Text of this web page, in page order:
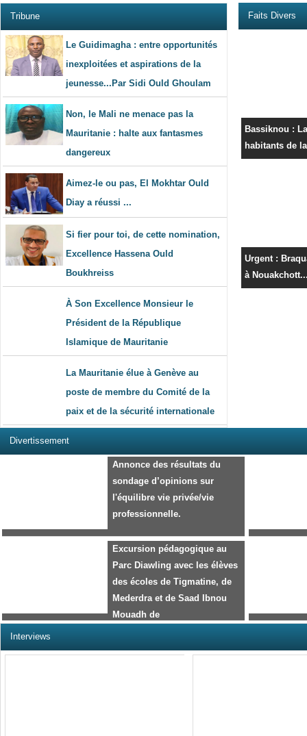
Faits Divers
Bassiknou :
habitants de
Urgent :
à
Tribune
Le Guidimagha : entre opportunités
inexploitées et aspirations de la
jeunesse...Par Sidi Ould Ghoulam
Non, le Mali ne menace pas la
Mauritanie : halte aux fantasmes
dangereux
Aimez-le ou pas, El Mokhtar Ould
Diay a réussi ...
Si fier pour toi, de cette nomination,
Excellence Hassena Ould
Boukhreiss
À Son Excellence Monsieur le
Président de la République
Islamique de Mauritanie
La Mauritanie élue à Genève au
poste de membre du Comité de la
paix et de la sécurité internationale
Divertissement
Annonce des résultats du
sondage d’opinions sur
l'équilibre vie privée/vie
professionnelle.
Excursion pédagogique au
Parc Diawling avec les élèves
des écoles de Tigmatine, de
Mederdra et de Saad Ibnou
Mouadh de
Interviews